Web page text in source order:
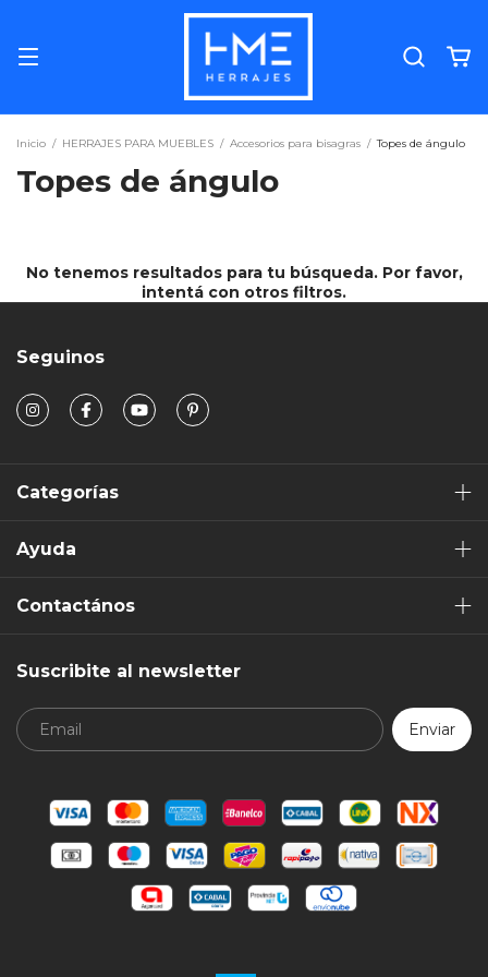
Inicio / HERRAJES PARA MUEBLES / Accesorios para bisagras / Topes de ángulo
Topes de ángulo
No tenemos resultados para tu búsqueda. Por favor,
intentá con otros filtros.
Seguinos
Categorías
Ayuda
Contactános
Suscribite al newsletter